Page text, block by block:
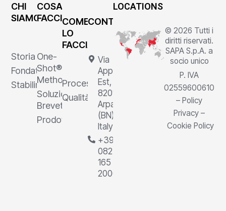
CHI
SIAMO
Storia
Fondatore
Stabilimenti
COSA
FACCIAMO
One-
Shot®
Method
Soluzioni
Brevettate
Prodotti
COME
LO
FACCIAMO
Processi
Qualità
CONTATTI
Via
Appia
Est, 1,
82011
Arpaia
(BN),
Italy
+39
0823
165
2000
LOCATIONS
© 2026 Tutti i
diritti riservati.
SAPA S.p.A. a
socio unico
P. IVA
02559600610
–Policy
Privacy –
Cookie Policy